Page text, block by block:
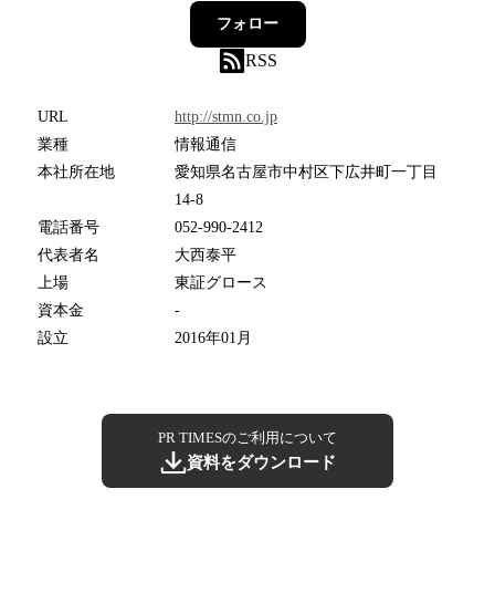
フォロー
RSS
URL
http://stmn.co.jp
業種
情報通信
本社所在地
愛知県名古屋市中村区下広井町一丁目
14-8
電話番号
052-990-2412
代表者名
大西泰平
上場
東証グロース
資本金
-
設立
2016年01月
PR TIMESのご利用について
資料をダウンロード